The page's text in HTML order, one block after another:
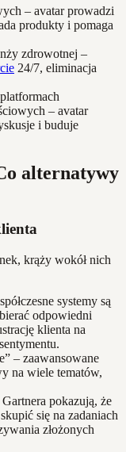
– avatar prowadzi
produkty i pomaga
zdrowotnej –
24/7, eliminacja
– avatar
i buduje
alternatywy
krąży wokół nich
systemy są
odpowiedni
klienta na
sentymentu.
– zaawansowane
na wiele tematów,
pokazują, że
się na zadaniach
złożonych